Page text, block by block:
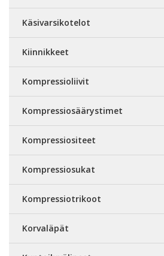
Käsivarsikotelot
Kiinnikkeet
Kompressioliivit
Kompressiosäärystimet
Kompressiositeet
Kompressiosukat
Kompressiotrikoot
Korvaläpät